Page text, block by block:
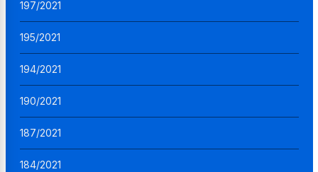
197/2021
195/2021
194/2021
190/2021
187/2021
184/2021